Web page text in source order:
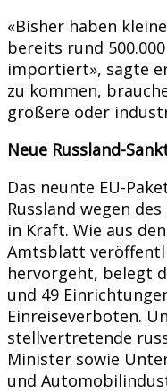
«Bisher haben
bereits rund
importiert», sagte
zu kommen,
größere oder
Neue Russland-
Das neunte EU-
Russland wegen
in Kraft. Wie aus
Amtsblatt
hervorgeht, belegt
und 49
Einreiseverboten.
stellvertretende
Minister sowie
und